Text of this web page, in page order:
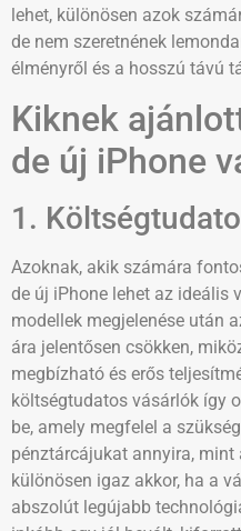
lehet, különösen azok
de nem szeretnének
élményről és a hosszú távú
Kiknek
de új iPhone
1.
Azoknak, akik számára
de új iPhone lehet az ideális
modellek megjelenése után
ára jelentősen csökken,
megbízható és erős
költségtudatos vásárlók így
be, amely megfelel a
pénztárcájukat annyira, mint
különösen igaz akkor, ha a
abszolút legújabb